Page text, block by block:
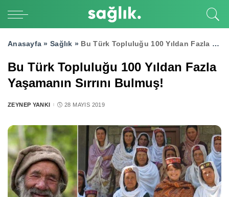
Anasayfa » Sağlık » Bu Türk Topluluğu 100 Yıldan Fazla Yaşamanın Sırrını Bulmuş!
Bu Türk Topluluğu 100 Yıldan Fazla
Yaşamanın Sırrını Bulmuş!
POSTED
ZEYNEP YANKI 28 MAYIS 2019